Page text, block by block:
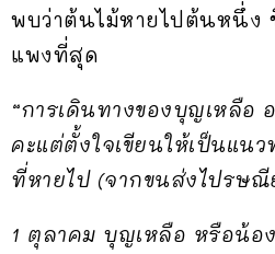
พบว่าต้นไม้หายไปต้นหนึ่ง
แพงที่สุด
“การเดินทางของบุญเหลือ
คะแต่ตั้งใจเขียนให้เป็นแน
ที่หายไป (จากขนส่งไปรษณี
1 ตุลาคม บุญเหลือ หรือน้